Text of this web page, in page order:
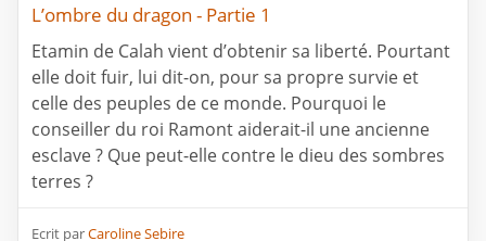
L’ombre du dragon - Partie 1
Etamin de Calah vient d’obtenir sa liberté. Pourtant
elle doit fuir, lui dit-on, pour sa propre survie et
celle des peuples de ce monde. Pourquoi le
conseiller du roi Ramont aiderait-il une ancienne
esclave ? Que peut-elle contre le dieu des sombres
terres ?
Ecrit parCaroline Sebire